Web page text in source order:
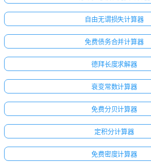
自由无谓损失计算器
免费债务合并计算器
德拜长度求解器
衰变常数计算器
免费分贝计算器
定积分计算器
免费密度计算器